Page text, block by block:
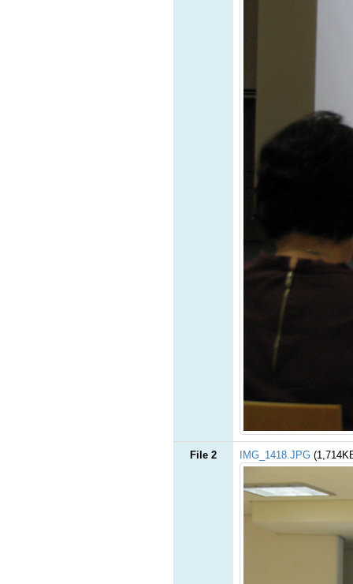
File 2 IMG_1418.JPG